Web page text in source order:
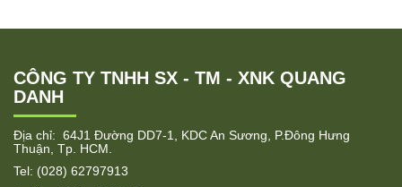
CÔNG TY TNHH SX - TM - XNK QUANG
DANH
Địa chỉ: 64J1 Đường DD7-1, KDC An Sương, P.Đông Hưng
Thuận, Tp. HCM.
Tel: (028) 62797913